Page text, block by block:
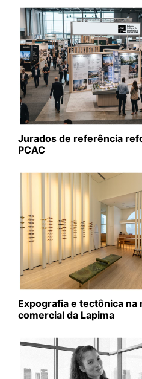
Jurados de referência
PCAC
Expografia e tectônica
comercial da Lapima